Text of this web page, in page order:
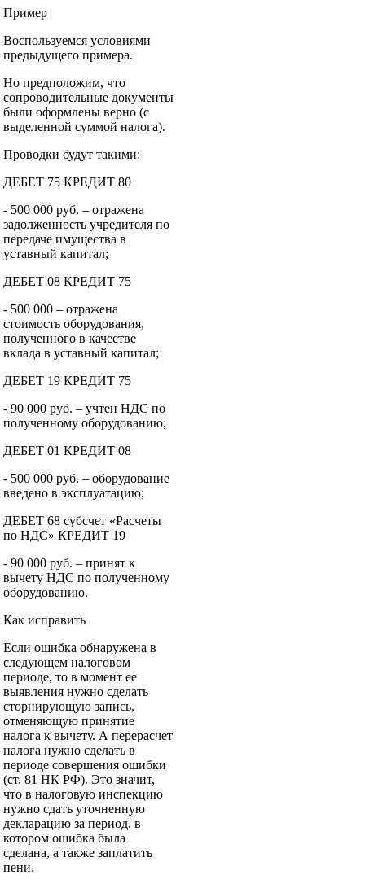
Пример
Воспользуемся условиями
предыдущего примера.
Но предположим, что
сопроводительные документы
были оформлены верно (с
выделенной суммой налога).
Проводки будут такими:
ДЕБЕТ 75 КРЕДИТ 80
- 500 000 руб. – отражена
задолженность учредителя по
передаче имущества в
уставный капитал;
ДЕБЕТ 08 КРЕДИТ 75
- 500 000 – отражена
стоимость оборудования,
полученного в качестве
вклада в уставный капитал;
ДЕБЕТ 19 КРЕДИТ 75
- 90 000 руб. – учтен НДС по
полученному оборудованию;
ДЕБЕТ 01 КРЕДИТ 08
- 500 000 руб. – оборудование
введено в эксплуатацию;
ДЕБЕТ 68 субсчет «Расчеты
по НДС» КРЕДИТ 19
- 90 000 руб. – принят к
вычету НДС по полученному
оборудованию.
Как исправить
Если ошибка обнаружена в
следующем налоговом
периоде, то в момент ее
выявления нужно сделать
сторнирующую запись,
отменяющую принятие
налога к вычету. А перерасчет
налога нужно сделать в
периоде совершения ошибки
(ст. 81 НК РФ). Это значит,
что в налоговую инспекцию
нужно сдать уточненную
декларацию за период, в
котором ошибка была
сделана, а также заплатить
пени.